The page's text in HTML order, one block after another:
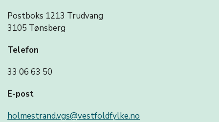
Postboks 1213 Trudvang
3105 Tønsberg
Telefon
33 06 63 50
E-post
holmestrand.vgs@vestfoldfylke.no